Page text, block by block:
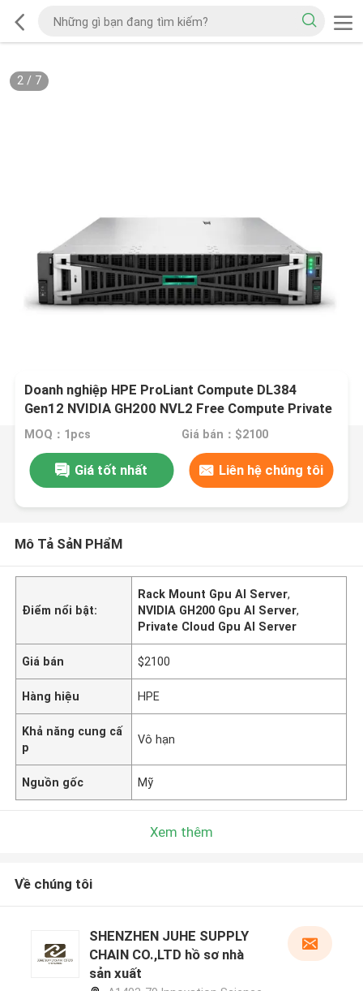
2/ 7
Doanh nghiệp HPE ProLiant Compute DL384
Gen12 NVIDIA GH200 NVL2 Free Compute Private
Cloud Rack Mount Gpu AI Server
MOQ：1pcs Giá bán：$2100
Giá tốt nhất Liên hệ chúng tôi
Mô Tả SảN PHẩM
Điểm nổi bật:
Rack Mount Gpu AI Server,
NVIDIA GH200 Gpu AI Server,
Private Cloud Gpu AI Server
Giá bán $2100
Hàng hiệu HPE
Khả năng cung cấ
p
Vô hạn
Nguồn gốc Mỹ
Xem thêm
Về chúng tôi
SHENZHEN JUHE SUPPLY
CHAIN CO.,LTD hồ sơ nhà
sản xuất